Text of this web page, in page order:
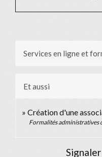
Services en ligne et
Et aussi
Création d'une
Formalités administratives